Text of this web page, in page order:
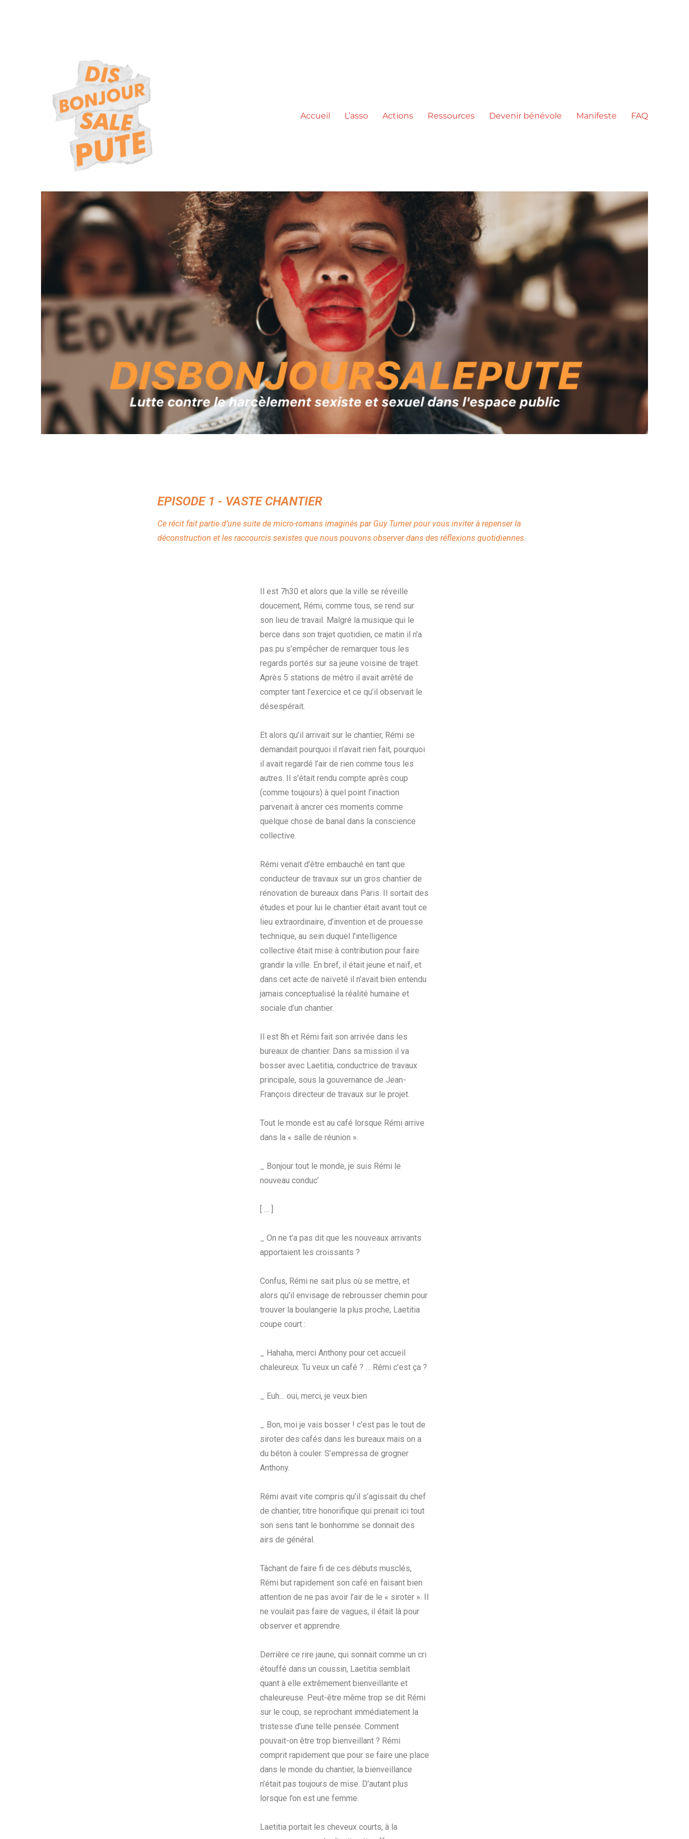
DISBONJOURSALEPUTE
Accueil L’asso Actions Ressources Devenir bénévole Manifeste FAQ
EPISODE 1 - VASTE CHANTIER
Ce récit fait partie d’une suite de micro-romans imaginés par Guy Turner pour vous inviter à repenser la
déconstruction et les raccourcis sexistes que nous pouvons observer dans des réflexions quotidiennes.
Il est 7h30 et alors que la ville se réveille
doucement, Rémi, comme tous, se rend sur
son lieu de travail. Malgré la musique qui le
berce dans son trajet quotidien, ce matin il n’a
pas pu s’empêcher de remarquer tous les
regards portés sur sa jeune voisine de trajet.
Après 5 stations de métro il avait arrêté de
compter tant l’exercice et ce qu’il observait le
désespérait.
Et alors qu’il arrivait sur le chantier, Rémi se
demandait pourquoi il n’avait rien fait, pourquoi
il avait regardé l’air de rien comme tous les
autres. Il s’était rendu compte après coup
(comme toujours) à quel point l’inaction
parvenait à ancrer ces moments comme
quelque chose de banal dans la conscience
collective.
Rémi venait d’être embauché en tant que
conducteur de travaux sur un gros chantier de
rénovation de bureaux dans Paris. Il sortait des
études et pour lui le chantier était avant tout ce
lieu extraordinaire, d’invention et de prouesse
technique, au sein duquel l’intelligence
collective était mise à contribution pour faire
grandir la ville. En bref, il était jeune et naïf, et
dans cet acte de naïveté il n’avait bien entendu
jamais conceptualisé la réalité humaine et
sociale d’un chantier.
Il est 8h et Rémi fait son arrivée dans les
bureaux de chantier. Dans sa mission il va
bosser avec Laetitia, conductrice de travaux
principale, sous la gouvernance de Jean-
François directeur de travaux sur le projet.
Tout le monde est au café lorsque Rémi arrive
dans la « salle de réunion ».
_ Bonjour tout le monde, je suis Rémi le
nouveau conduc’
[ … ]
_ On ne t’a pas dit que les nouveaux arrivants
apportaient les croissants ?
Confus, Rémi ne sait plus où se mettre, et
alors qu’il envisage de rebrousser chemin pour
trouver la boulangerie la plus proche, Laetitia
coupe court :
_ Hahaha, merci Anthony pour cet accueil
chaleureux. Tu veux un café ? … Rémi c’est ça ?
_ Euh… oui, merci, je veux bien
_ Bon, moi je vais bosser ! c’est pas le tout de
siroter des cafés dans les bureaux mais on a
du béton à couler. S’empressa de grogner
Anthony.
Rémi avait vite compris qu’il s’agissait du chef
de chantier, titre honorifique qui prenait ici tout
son sens tant le bonhomme se donnait des
airs de général.
Tâchant de faire fi de ces débuts musclés,
Rémi but rapidement son café en faisant bien
attention de ne pas avoir l’air de le « siroter ». Il
ne voulait pas faire de vagues, il était là pour
observer et apprendre.
Derrière ce rire jaune, qui sonnait comme un cri
étouffé dans un coussin, Laetitia semblait
quant à elle extrêmement bienveillante et
chaleureuse. Peut-être même trop se dit Rémi
sur le coup, se reprochant immédiatement la
tristesse d’une telle pensée. Comment
pouvait-on être trop bienveillant ? Rémi
comprit rapidement que pour se faire une place
dans le monde du chantier, la bienveillance
n’était pas toujours de mise. D’autant plus
lorsque l’on est une femme.
Laetitia portait les cheveux courts, à la